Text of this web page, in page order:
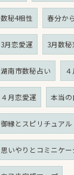
数秘4相性 春分か
3月恋愛運 3月数秘
湖南市数秘占い
４月恋愛運 本当の
御縁とスピリチュアル
思いやりとコミニケー